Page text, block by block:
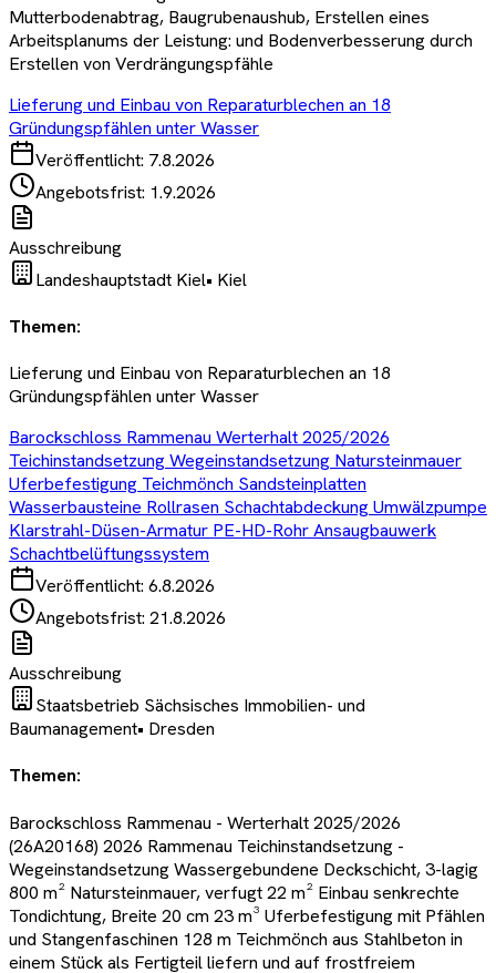
Mutterbodenabtrag, Baugrubenaushub, Erstellen eines
Arbeitsplanums der Leistung: und Bodenverbesserung durch
Erstellen von Verdrängungspfähle
Lieferung und Einbau von Reparaturblechen an 18
Gründungspfählen unter Wasser
Veröffentlicht: 7.8.2026
Angebotsfrist: 1.9.2026
Ausschreibung
Landeshauptstadt Kiel• Kiel
Themen:
Lieferung und Einbau von Reparaturblechen an 18
Gründungspfählen unter Wasser
Barockschloss Rammenau Werterhalt 2025/2026
Teichinstandsetzung Wegeinstandsetzung Natursteinmauer
Uferbefestigung Teichmönch Sandsteinplatten
Wasserbausteine Rollrasen Schachtabdeckung Umwälzpumpe
Klarstrahl-Düsen-Armatur PE-HD-Rohr Ansaugbauwerk
Schachtbelüftungssystem
Veröffentlicht: 6.8.2026
Angebotsfrist: 21.8.2026
Ausschreibung
Staatsbetrieb Sächsisches Immobilien- und
Baumanagement• Dresden
Themen:
Barockschloss Rammenau - Werterhalt 2025/2026
(26A20168) 2026 Rammenau Teichinstandsetzung -
Wegeinstandsetzung Wassergebundene Deckschicht, 3-lagig
800 m² Natursteinmauer, verfugt 22 m² Einbau senkrechte
Tondichtung, Breite 20 cm 23 m³ Uferbefestigung mit Pfählen
und Stangenfaschinen 128 m Teichmönch aus Stahlbeton in
einem Stück als Fertigteil liefern und auf frostfreiem